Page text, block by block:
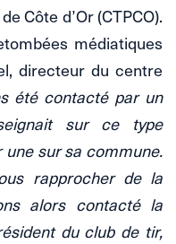
Côte d’Or (CTPCO).
médiatiques
directeur du centre
été contacté par un
sur ce type
une sur sa commune.
rapprocher de la
alors contacté la
du club de tir,